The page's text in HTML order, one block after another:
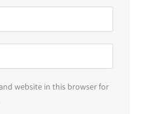
website in this browser for